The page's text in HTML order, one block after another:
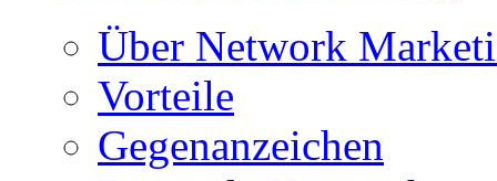
Über Network
Vorteile
Gegenanzeichen